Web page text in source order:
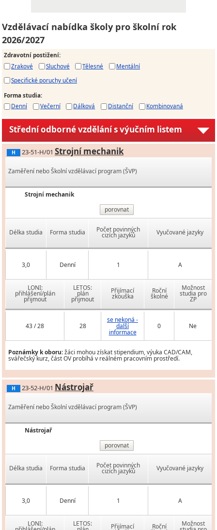
Vzdělávací nabídka školy pro školní rok
2026/2027
Zdravotní postižení:
Zrakové
Sluchové Tělesné
Mentální
Specifické poruchy učení
Forma studia:
Denní
Večerní Dálková Distanční Kombinovaná
Střední odborné vzdělání s výučním listem
H 23-51-H/01 Strojní mechanik
Zaměření nebo Školní vzdělávací program (ŠVP)
Strojní mechanik
porovnat
Délka studia Forma studia Počet povinných
cizích jazyků Vyučované jazyky
3,0 Denní 1 A
LONI:
přihlášení/plán
přijmout
LETOS:
plán
přijmout
Přijímací
zkouška
Roční
školné
Možnost
studia pro
ZP
43 / 28 28
se nekoná -
další
informace
0 Ne
Poznámky k oboru:žáci mohou získat stipendium, výuka CAD/CAM,
svářečský kurz, část OV probíhá v reálném pracovním prostředí.
H 23-52-H/01 Nástrojař
Zaměření nebo Školní vzdělávací program (ŠVP)
Nástrojař
porovnat
Délka studia Forma studia Počet povinných
cizích jazyků Vyučované jazyky
3,0 Denní 1 A
LONI: LETOS: Přijímací Roční Možnost